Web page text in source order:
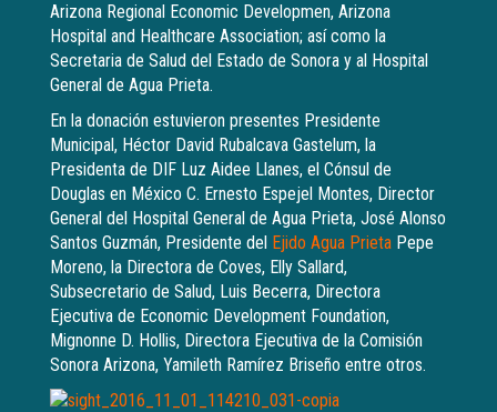
Arizona Regional Economic Developmen, Arizona
Hospital and Healthcare Association; así como la
Secretaria de Salud del Estado de Sonora y al Hospital
General de Agua Prieta.
En la donación estuvieron presentes Presidente
Municipal, Héctor David Rubalcava Gastelum, la
Presidenta de DIF Luz Aidee Llanes, el Cónsul de
Douglas en México C. Ernesto Espejel Montes, Director
General del Hospital General de Agua Prieta, José Alonso
Santos Guzmán, Presidente del Ejido Agua Prieta Pepe
Moreno, la Directora de Coves, Elly Sallard,
Subsecretario de Salud, Luis Becerra, Directora
Ejecutiva de Economic Development Foundation,
Mignonne D. Hollis, Directora Ejecutiva de la Comisión
Sonora Arizona, Yamileth Ramírez Briseño entre otros.